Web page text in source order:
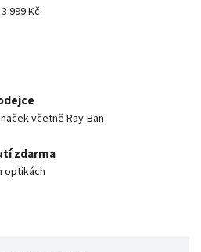
999 Kč
včetně Ray-Ban
zdarma
optikách